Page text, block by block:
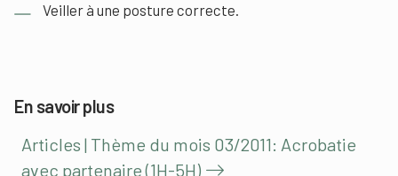
Veiller à une posture correcte.
En savoir plus
Articles | Thème du mois 03/2011: Acrobatie
avec partenaire (1H-5H)